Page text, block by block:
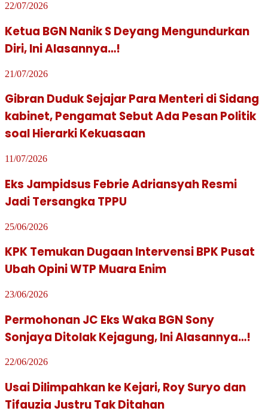
22/07/2026
Ketua BGN Nanik S Deyang Mengundurkan
Diri, Ini Alasannya…!
21/07/2026
Gibran Duduk Sejajar Para Menteri di Sidang
kabinet, Pengamat Sebut Ada Pesan Politik
soal Hierarki Kekuasaan
11/07/2026
Eks Jampidsus Febrie Adriansyah Resmi
Jadi Tersangka TPPU
25/06/2026
KPK Temukan Dugaan Intervensi BPK Pusat
Ubah Opini WTP Muara Enim
23/06/2026
Permohonan JC Eks Waka BGN Sony
Sonjaya Ditolak Kejagung, Ini Alasannya…!
22/06/2026
Usai Dilimpahkan ke Kejari, Roy Suryo dan
Tifauzia Justru Tak Ditahan